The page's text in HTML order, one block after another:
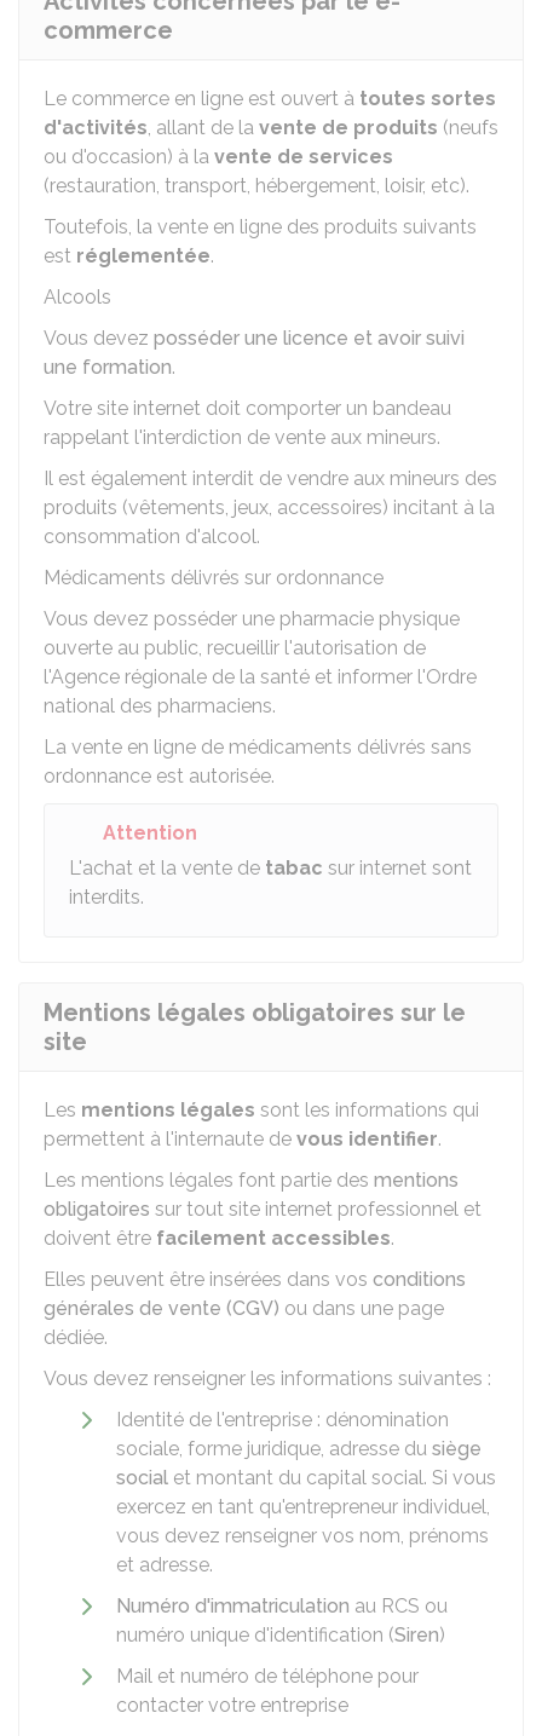
commerce
Le commerce en ligne est ouvert à toutes sortes
d'activités, allant de la vente de produits (neufs
ou d'occasion) à la vente de services
(restauration, transport, hébergement, loisir, etc).
Toutefois, la vente en ligne des produits suivants
est réglementée.
Alcools
Vous devez posséder une licence et avoir suivi
une formation.
Votre site internet doit comporter un bandeau
rappelant l'interdiction de vente aux mineurs.
Il est également interdit de vendre aux mineurs des
produits (vêtements, jeux, accessoires) incitant à la
consommation d'alcool.
Médicaments délivrés sur ordonnance
Vous devez posséder une pharmacie physique
ouverte au public, recueillir l'autorisation de
l'Agence régionale de la santé et informer l'Ordre
national des pharmaciens.
La vente en ligne de médicaments délivrés sans
ordonnance est autorisée.
Attention
L'achat et la vente de tabac sur internet sont
interdits.
Mentions légales obligatoires sur le
site
Les mentions légales sont les informations qui
permettent à l'internaute de vous identifier.
Les mentions légales font partie des mentions
obligatoires sur tout site internet professionnel et
doivent être facilement accessibles.
Elles peuvent être insérées dans vos conditions
générales de vente (CGV) ou dans une page
dédiée.
Vous devez renseigner les informations suivantes :
Identité de l'entreprise : dénomination
sociale, forme juridique, adresse du siège
social et montant du capital social. Si vous
exercez en tant qu'entrepreneur individuel,
vous devez renseigner vos nom, prénoms
et adresse.
Numéro d'immatriculation au RCS ou
numéro unique d'identification (Siren)
Mail et numéro de téléphone pour
contacter votre entreprise